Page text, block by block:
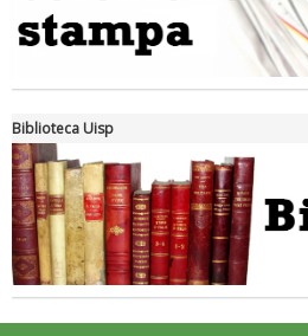
La formazione Uisp rallenta ma
Biblioteca Uisp